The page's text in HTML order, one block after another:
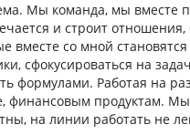
Мы команда, мы вместе
и строит
вместе со мной
сфокусироваться на
формулами. Работая на
финансовым продуктам.
на линии работать не